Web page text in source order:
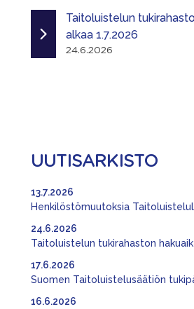
Taitoluistelun
alkaa 1.7.2026
24.6.2026
UUTISARKISTO
Henkilöstömuutoksia
13.7.2026
Taitoluistelun tukirahaston
24.6.2026
Suomen Taitoluistelusäätiön
17.6.2026
16.6.2026